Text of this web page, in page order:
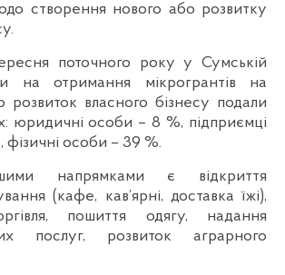
створення нового або розвитку
поточного року у Сумській
на отримання мікрогрантів на
розвиток власного бізнесу подали
юридичні особи – 8 %, підприємці
особи – 39 %.
напрямками є відкриття
(кафе, кав’ярні, доставка їжі),
пошиття одягу, надання
послуг, розвиток аграрного